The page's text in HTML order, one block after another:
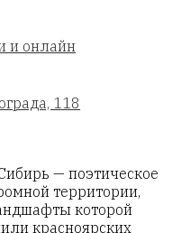
и онлайн
118
— поэтическое
территории,
которой
красноярских